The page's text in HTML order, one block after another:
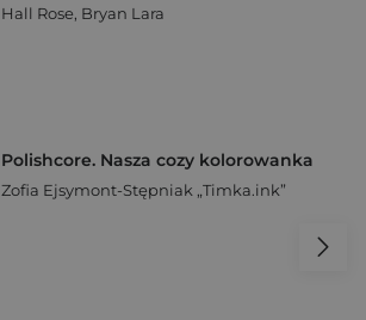
Hall Rose, Bryan Lara
Polishcore. Nasza cozy kolorowanka
Zofia Ejsymont-Stępniak „Timka.ink”